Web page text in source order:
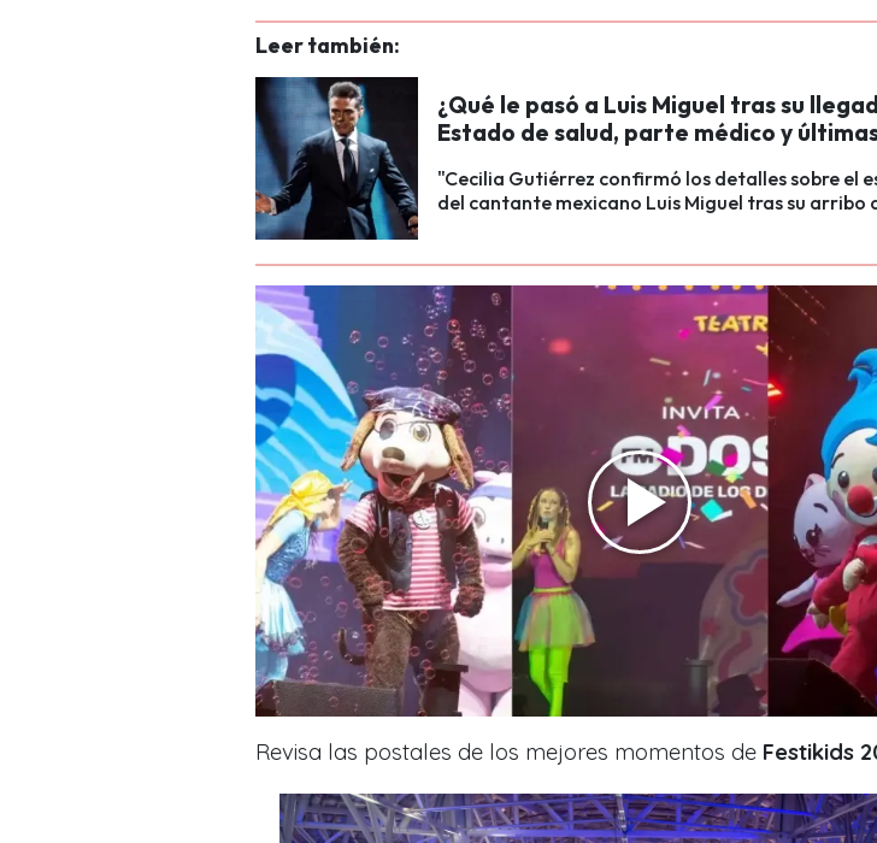
Leer también:
¿Qué le pasó a Luis Miguel tras su
Estado de salud, parte médico y
"Cecilia Gutiérrez confirmó los detalles sobre el
del cantante mexicano Luis Miguel tras su arribo
Revisa las postales de los mejores momentos de Festikids